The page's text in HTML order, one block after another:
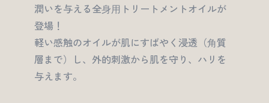
潤いを与える全⾝⽤トリートメントオイルが
登場！
軽い感触のオイルが肌にすばやく浸透（⾓質
層まで）し、外的刺激から肌を守り、ハリを
与えます。